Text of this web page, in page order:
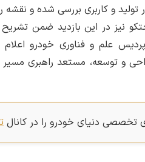
و کاربری بررسی شده و
در این بازدید ضمن
علم و فناوری خودرو
و توسعه، مستعد راهبری
تخصصی دنیای خودرو را در کانال